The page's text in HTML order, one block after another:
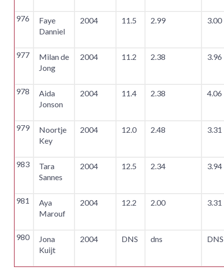
976
Faye
Danniel
2004 11.5 2.99 3.00
977
Milan de
Jong
2004 11.2 2.38 3.96
978
Aida
Jonson
2004 11.4 2.38 4.06
979
Noortje
Key
2004 12.0 2.48 3.31
983
Tara
Sannes
2004 12.5 2.34 3.94
981
Aya
Marouf
2004 12.2 2.00 3.31
980
Jona
Kuijt
2004 DNS dns DNS